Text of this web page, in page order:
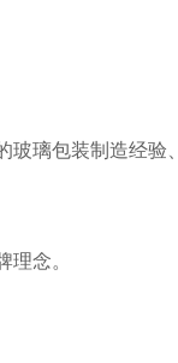
璃包装制造经验、
念。